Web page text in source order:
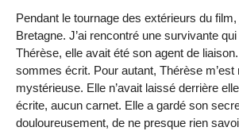
Pendant le tournage des extérieurs du
Bretagne. J’ai rencontré une survivante
Thérèse, elle avait été son agent de
sommes écrit. Pour autant, Thérèse m’est
mystérieuse. Elle n’avait laissé derrière
écrite, aucun carnet. Elle a gardé son
douloureusement, de ne presque rien